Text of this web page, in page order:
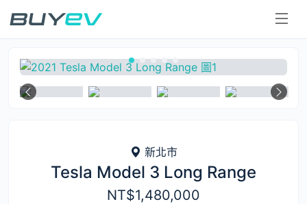
二手電動車
新北市
Tesla Model 3 Long Range
NT$1,480,000